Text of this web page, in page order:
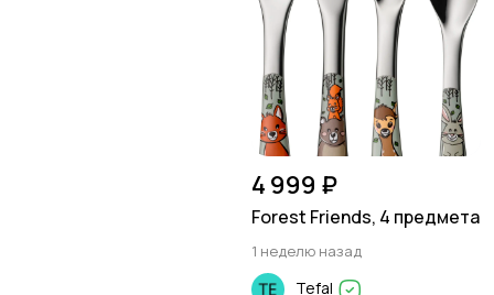
4 999 ₽
Forest Friends, 4 предмета
1 неделю назад
Tefal